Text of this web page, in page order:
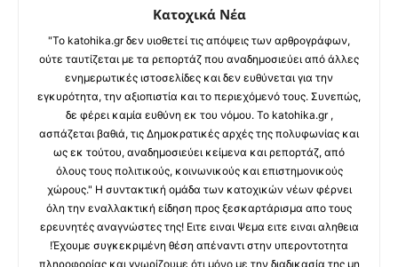
Κατοχικά Νέα
"Το katohika.gr δεν υιοθετεί τις απόψεις των αρθρογράφων,
ούτε ταυτίζεται με τα ρεπορτάζ που αναδημοσιεύει από άλλες
ενημερωτικές ιστοσελίδες και δεν ευθύνεται για την
εγκυρότητα, την αξιοπιστία και το περιεχόμενό τους. Συνεπώς,
δε φέρει καμία ευθύνη εκ του νόμου. Το katohika.gr ,
ασπάζεται βαθιά, τις Δημοκρατικές αρχές της πολυφωνίας και
ως εκ τούτου, αναδημοσιεύει κείμενα και ρεπορτάζ, από
όλους τους πολιτικούς, κοινωνικούς και επιστημονικούς
χώρους." Η συντακτική ομάδα των κατοχικών νέων φέρνει
όλη την εναλλακτική είδηση προς ξεσκαρτάρισμα απο τους
ερευνητές αναγνώστες της! Ειτε ειναι Ψεμα ειτε ειναι αληθεια
!Έχουμε συγκεκριμένη θέση απέναντι στην υπεροντοτητα
πληροφορίας και γνωρίζουμε ότι μόνο με την διαδικασία της μη